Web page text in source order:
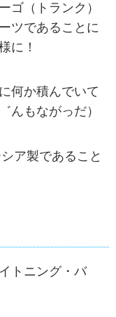
ゴ（トランク）
ツであることに
に！
何か積んでいて
んもながっだ）
ア製であること
トニング・バ